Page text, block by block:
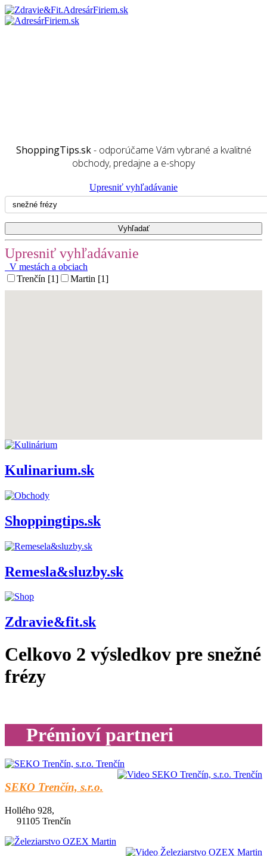
ShoppingTips.sk- odporúčame Vám vybrané a kvalitné
obchody, predajne a e-shopy
Upresniť vyhľadávanie
Upresniť vyhľadávanie
V mestách a obciach
Trenčín [1]
Martin [1]
Kulinarium.sk
Shoppingtips.sk
Remesla&sluzby.sk
Zdravie&fit.sk
Celkovo 2 výsledkov pre snežné
frézy
Prémioví partneri
SEKO Trenčín, s.r.o.
Hollého 928,
91105 Trenčín